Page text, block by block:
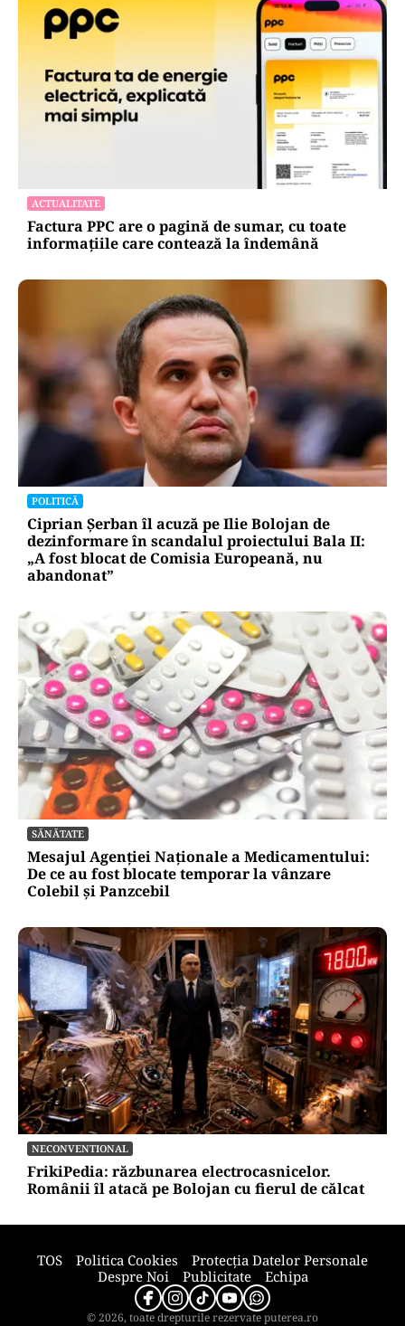
Spionaj pentru Rusia: o româncă de 45 de ani,
arestată în Germania. Misiunea ar fi vizat un
asasinat
Factura PPC are o pagină de sumar, cu toate
informațiile care contează la îndemână
POLITICĂ
Ciprian Șerban îl acuză pe Ilie Bolojan de
dezinformare în scandalul proiectului Bala II:
„A fost blocat de Comisia Europeană, nu
abandonat”
SĂNĂTATE
Mesajul Agenției Naționale a Medicamentului:
De ce au fost blocate temporar la vânzare
Colebil și Panzcebil